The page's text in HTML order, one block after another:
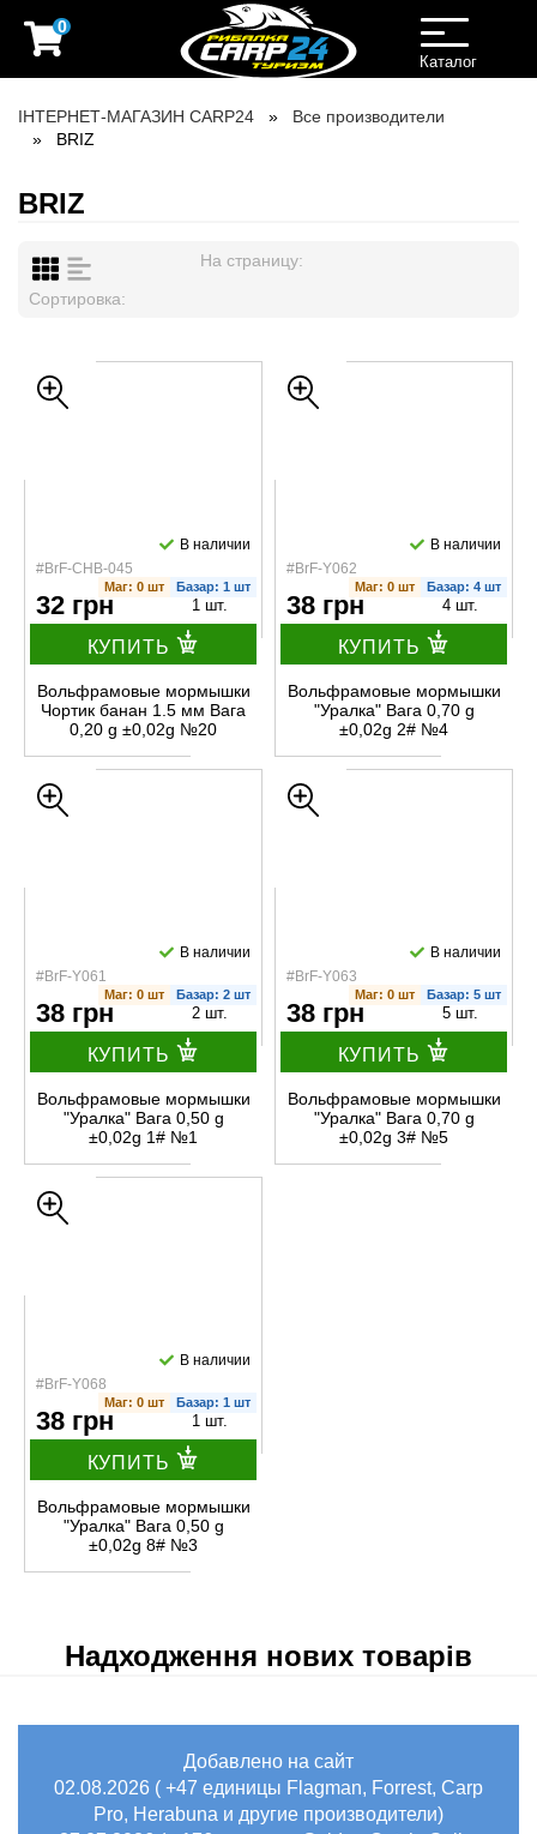
0
Toggle
navigation
Каталог
ІНТЕРНЕТ-МАГАЗИН CARP24
Все производители
BRIZ
BRIZ
На страницу:
Сортировка:
#BrF-CHB-045
В наличии
Маг: 0 шт Базар: 1 шт
32 грн 1 шт.
КУПИТЬ
Вольфрамовые мормышки
Чортик банан 1.5 мм Вага
0,20 g ±0,02g №20
#BrF-Y062
В наличии
Маг: 0 шт Базар: 4 шт
38 грн 4 шт.
КУПИТЬ
Вольфрамовые мормышки
"Уралка" Вага 0,70 g
±0,02g 2# №4
#BrF-Y061
В наличии
Маг: 0 шт Базар: 2 шт
38 грн 2 шт.
КУПИТЬ
Вольфрамовые мормышки
"Уралка" Вага 0,50 g
±0,02g 1# №1
#BrF-Y063
В наличии
Маг: 0 шт Базар: 5 шт
38 грн 5 шт.
КУПИТЬ
Вольфрамовые мормышки
"Уралка" Вага 0,70 g
±0,02g 3# №5
#BrF-Y068
В наличии
Маг: 0 шт Базар: 1 шт
38 грн 1 шт.
КУПИТЬ
Вольфрамовые мормышки
"Уралка" Вага 0,50 g
±0,02g 8# №3
Надходження нових товарів
Добавлено на сайт
02.08.2026 ( +47 единицы Flagman, Forrest, Carp
Pro, Herabuna и другие производители)